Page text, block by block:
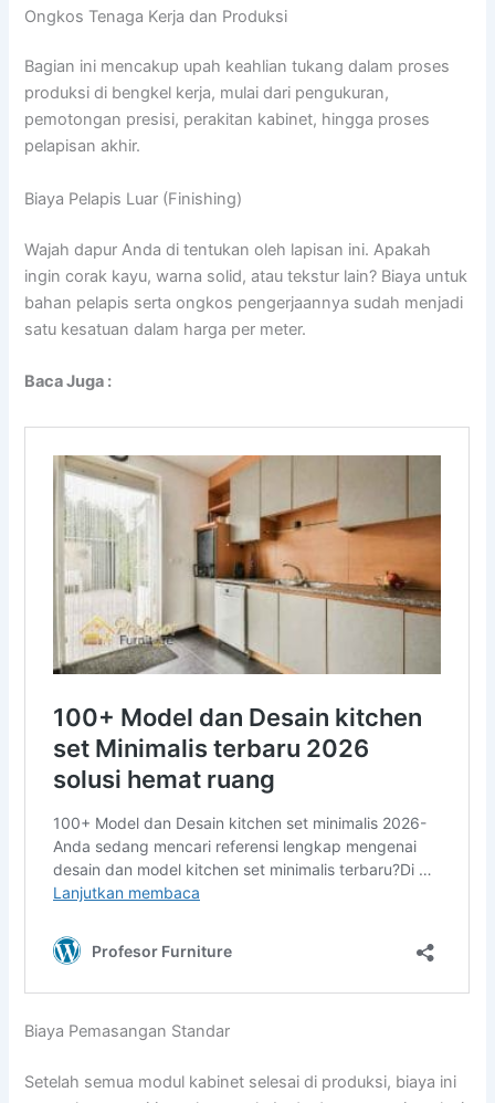
Ongkos Tenaga Kerja dan Produksi
Bagian ini mencakup upah keahlian tukang dalam proses
produksi di bengkel kerja, mulai dari pengukuran,
pemotongan presisi, perakitan kabinet, hingga proses
pelapisan akhir.
Biaya Pelapis Luar (Finishing)
Wajah dapur Anda di tentukan oleh lapisan ini. Apakah
ingin corak kayu, warna solid, atau tekstur lain? Biaya untuk
bahan pelapis serta ongkos pengerjaannya sudah menjadi
satu kesatuan dalam harga per meter.
Baca Juga :
Biaya Pemasangan Standar
Setelah semua modul kabinet selesai di produksi, biaya ini